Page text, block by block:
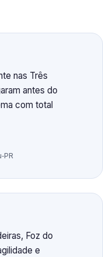
nas Três
antes do
com total
Foz do
e